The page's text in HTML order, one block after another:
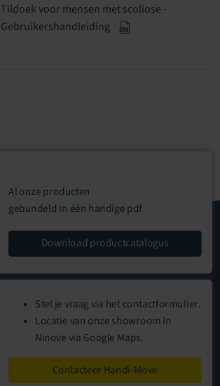
Tildoek voor mensen met scoliose -
Gebruikershandleiding
Al onze producten
gebundeld in één handigepdf
Download productcatalogus
Stel je vraag via hetcontactformulier.
Locatievan onzeshowroomin
Ninove via Google Maps.
Contacteer Handi-Move